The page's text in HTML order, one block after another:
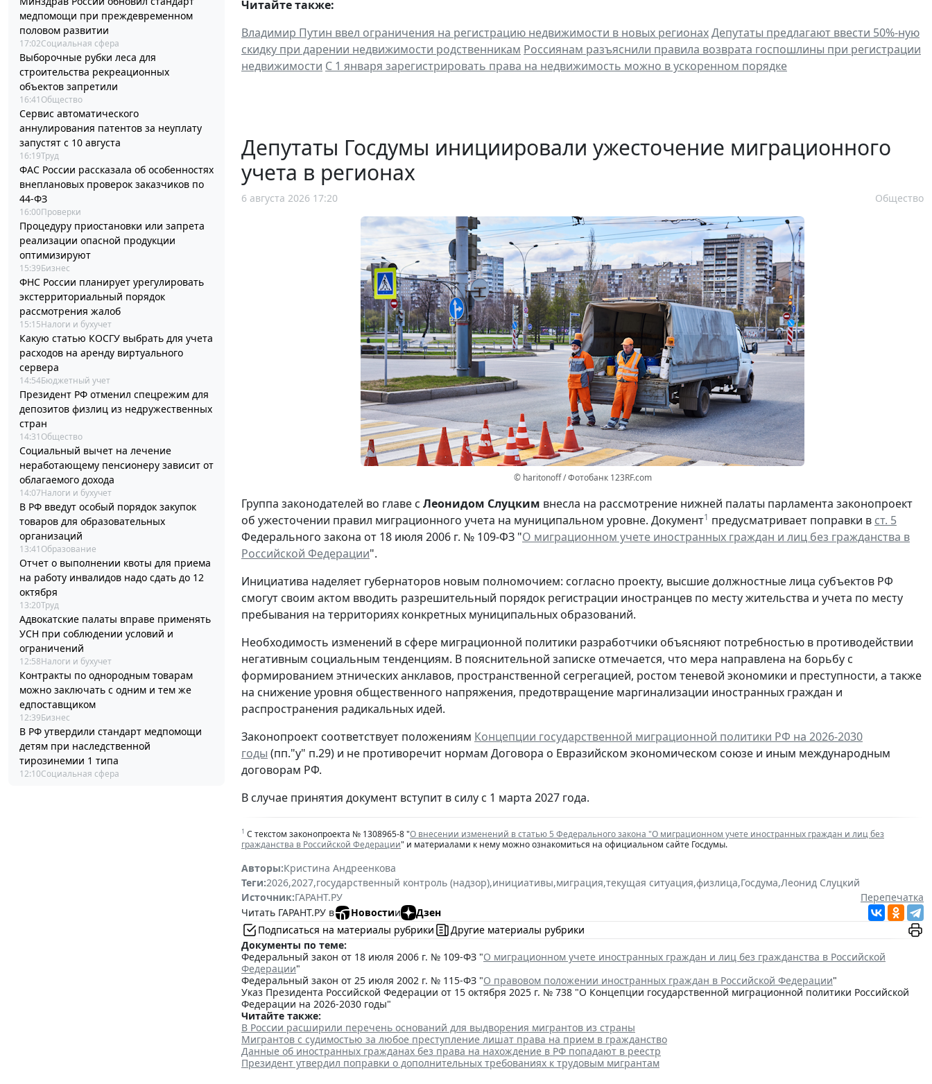
медпомощи при преждевременном
половом развитии
17:02Социальная сфера
Выборочные рубки леса для
строительства рекреационных
объектов запретили
16:41 Общество
Сервис автоматического
аннулирования патентов за неуплату
запустят с 10 августа
16:19Труд
ФАС России рассказала об особенностях
внеплановых проверок заказчиков по
44-ФЗ
16:00Проверки
Процедуру приостановки или запрета
реализации опасной продукции
оптимизируют
15:39Бизнес
ФНС России планирует урегулировать
экстерриториальный порядок
рассмотрения жалоб
15:15Налоги и бухучет
Какую статью КОСГУ выбрать для учета
расходов на аренду виртуального
сервера
14:54Бюджетный учет
Президент РФ отменил спецрежим для
депозитов физлиц из недружественных
стран
14:31 Общество
Социальный вычет на лечение
неработающему пенсионеру зависит от
облагаемого дохода
14:07Налоги и бухучет
В РФ введут особый порядок закупок
товаров для образовательных
организаций
13:41 Образование
Отчет о выполнении квоты для приема
на работу инвалидов надо сдать до 12
октября
13:20Труд
Адвокатские палаты вправе применять
УСН при соблюдении условий и
ограничений
12:58Налоги и бухучет
Контракты по однородным товарам
можно заключать с одним и тем же
едпоставщиком
12:39Бизнес
В РФ утвердили стандарт медпомощи
детям при наследственной
тирозинемии 1 типа
12:10Социальная сфера
Читайте также:
Владимир Путин ввел ограничения на регистрацию недвижимости в новых регионахДепутаты предлагают ввести 50%-ную
скидку при дарении недвижимости родственникам Россиянам разъяснили правила возврата госпошлины при регистрации
недвижимости С 1 января зарегистрировать права на недвижимость можно в ускоренном порядке
Депутаты Госдумы инициировали ужесточение миграционного
учета в регионах
6 августа 2026 17:20 Общество
© haritonoff / Фотобанк 123RF.com
Группа законодателей во главе с Леонидом Слуцким внесла на рассмотрение нижней палаты парламента законопроект
об ужесточении правил миграционного учета на муниципальном уровне. Документ1 предусматривает поправки в ст. 5
Федерального закона от 18 июля 2006 г. № 109-ФЗ "О миграционном учете иностранных граждан и лиц без гражданства в
Российской Федерации".
Инициатива наделяет губернаторов новым полномочием: согласно проекту, высшие должностные лица субъектов РФ
смогут своим актом вводить разрешительный порядок регистрации иностранцев по месту жительства и учета по месту
пребывания на территориях конкретных муниципальных образований.
Необходимость изменений в сфере миграционной политики разработчики объясняют потребностью в противодействии
негативным социальным тенденциям. В пояснительной записке отмечается, что мера направлена на борьбу с
формированием этнических анклавов, пространственной сегрегацией, ростом теневой экономики и преступности, а также
на снижение уровня общественного напряжения, предотвращение маргинализации иностранных граждан и
распространения радикальных идей.
Законопроект соответствует положениям Концепции государственной миграционной политики РФ на 2026-2030
годы (пп."у" п.29) и не противоречит нормам Договора о Евразийском экономическом союзе и иным международным
договорам РФ.
В случае принятия документ вступит в силу с 1 марта 2027 года.
1 С текстом законопроекта № 1308965-8 "О внесении изменений в статью 5 Федерального закона "О миграционном учете иностранных граждан и лиц без
гражданства в Российской Федерации" и материалами к нему можно ознакомиться на официальном сайте Госдумы.
Авторы:Кристина Андреенкова
Теги:2026,2027,государственный контроль (надзор),инициативы,миграция,текущая ситуация,физлица,Госдума,Леонид Слуцкий
Источник:ГАРАНТ.РУ
Перепечатка
Читать ГАРАНТ.РУ в
Новостии
Дзен
Подписаться на материалы рубрики
Другие материалы рубрики
Документы по теме:
Федеральный закон от 18 июля 2006 г. № 109-ФЗ "О миграционном учете иностранных граждан и лиц без гражданства в Российской
Федерации"
Федеральный закон от 25 июля 2002 г. № 115-ФЗ "О правовом положении иностранных граждан в Российской Федерации"
Указ Президента Российской Федерации от 15 октября 2025 г. № 738 "О Концепции государственной миграционной политики Российской
Федерации на 2026-2030 годы"
Читайте также:
В России расширили перечень оснований для выдворения мигрантов из страны
Мигрантов с судимостью за любое преступление лишат права на прием в гражданство
Данные об иностранных гражданах без права на нахождение в РФ попадают в реестр
Президент утвердил поправки о дополнительных требованиях к трудовым мигрантам